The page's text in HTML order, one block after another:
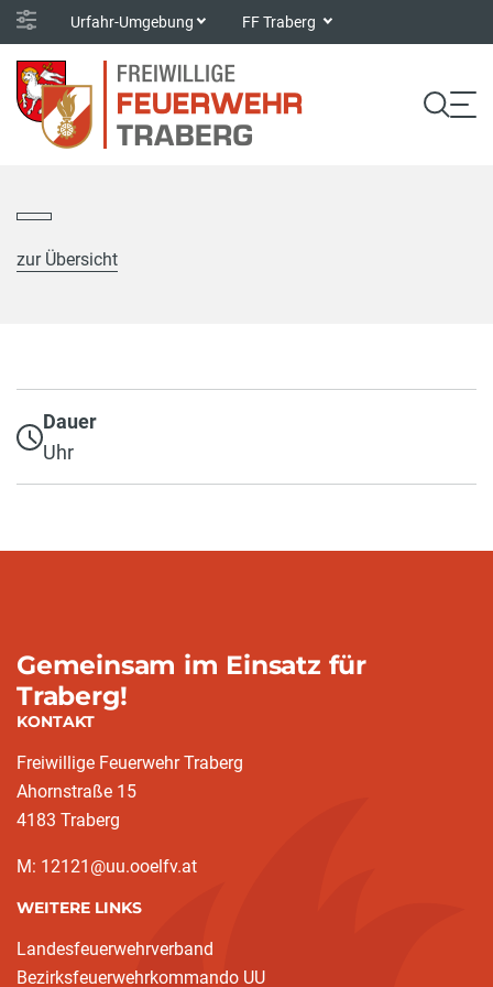
Urfahr-Umgebung FF Traberg
zur Übersicht
Dauer
Uhr
Gemeinsam im Einsatz für
Traberg!
KONTAKT
Freiwillige Feuerwehr Traberg
Ahornstraße 15
4183 Traberg
M: 12121@uu.ooelfv.at
WEITERE LINKS
Landesfeuerwehrverband
Bezirksfeuerwehrkommando UU